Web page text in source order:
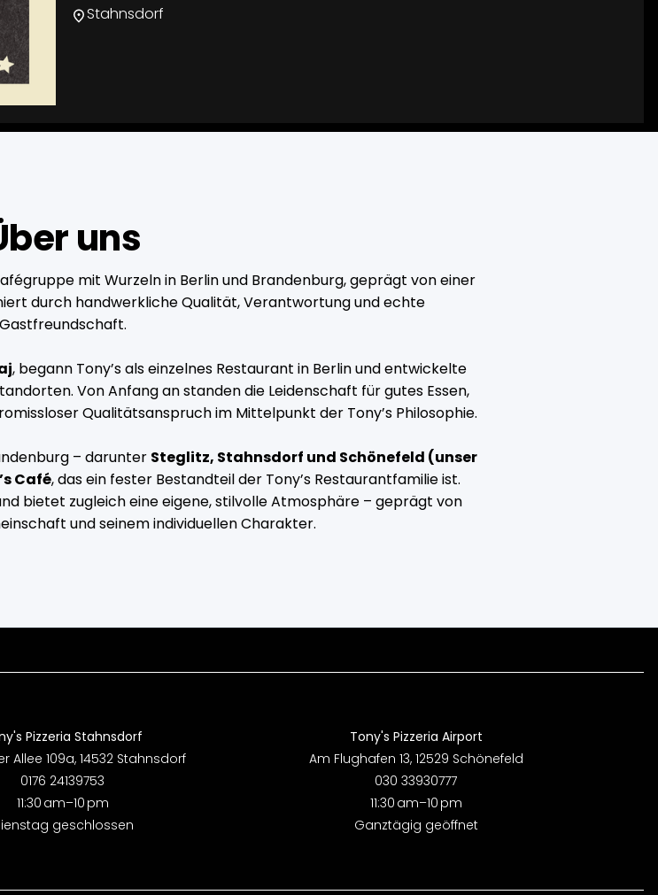
Stahnsdorf
uns
mit Wurzeln in Berlin und Brandenburg, geprägt von einer
durch handwerkliche Qualität, Verantwortung und echte
Gastfreundschaft.
, begann Tony’s als einzelnes Restaurant in Berlin und entwickelte
Von Anfang an standen die Leidenschaft für gutes Essen,
Qualitätsanspruch im Mittelpunkt der Tony’s Philosophie.
– darunter Steglitz, Stahnsdorf und Schönefeld (unser
Café, das ein fester Bestandteil der Tony’s Restaurantfamilie ist.
bietet zugleich eine eigene, stilvolle Atmosphäre – geprägt von
und seinem individuellen Charakter.
Pizzeria Stahnsdorf
Allee 109a, 14532 Stahnsdorf
0176 24139753
11:30 am–10 pm
geschlossen
Tony's Pizzeria Airport
Am Flughafen 13, 12529 Schönefeld
030 33930777
11:30 am–10 pm
Ganztägig geöffnet